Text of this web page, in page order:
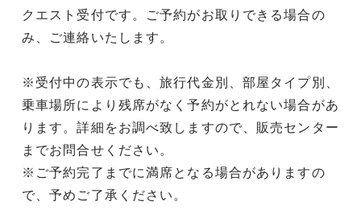
クエスト受付です。ご予約がお取りできる場合の
み、ご連絡いたします。
※受付中の表示でも、旅行代金別、部屋タイプ別、
乗車場所により残席がなく予約がとれない場合があ
ります。詳細をお調べ致しますので、販売センター
までお問合せください。
※ご予約完了までに満席となる場合がありますの
で、予めご了承ください。